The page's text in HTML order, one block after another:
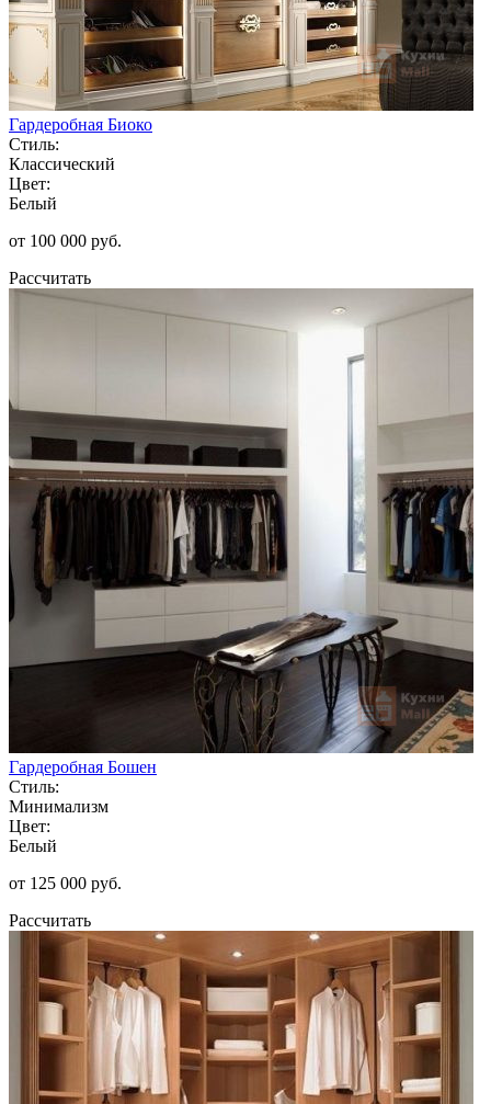
Гардеробная Биоко
Стиль:
Классический
Цвет:
Белый
от 100 000 руб.
Рассчитать
Гардеробная Бошен
Стиль:
Минимализм
Цвет:
Белый
от 125 000 руб.
Рассчитать